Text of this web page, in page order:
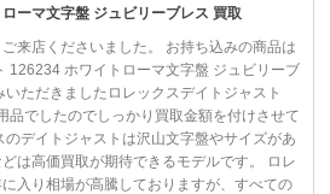
ーマ文字盤 ジュビリーブレス 買取
いました。 お持ち込みの商品は
126234 ホワイトローマ文字盤 ジュビリーブ
品でしたのでしっかり買取金額を付けさせて
高価買取が期待できるモデルです。 ロレ
入り相場が高騰しておりますが、すべての